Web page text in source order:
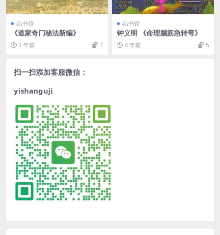
易书馆
《道家奇门秘法新编》
1 年前 7
易书馆
钟义明 《命理腦筋急转弯》
4 年前 5
扫一扫添加客服微信：
yishanguji